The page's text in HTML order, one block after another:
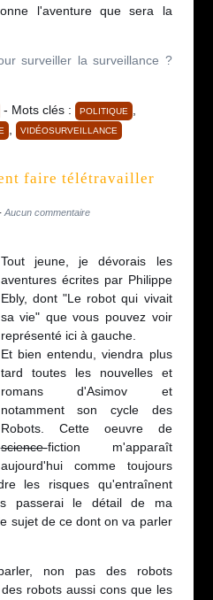
l'aventure que sera la
surveiller la surveillance ?
- Mots clés : POLITIQUE ,
, VIDÉOSURVEILLANCE
faire télétravailler
Aucun commentaire
Tout jeune, je dévorais les
aventures écrites par Philippe
Ebly, dont "Le robot qui vivait
sa vie" que vous pouvez voir
représenté ici à gauche.
Et bien entendu, viendra plus
tard toutes les nouvelles et
romans d'Asimov et
notamment son cycle des
Robots. Cette oeuvre de
science-fiction m'apparaît
aujourd'hui comme toujours
les risques qu'entraînent
passerai le détail de ma
sujet de ce dont on va parler
non pas des robots
robots aussi cons que les